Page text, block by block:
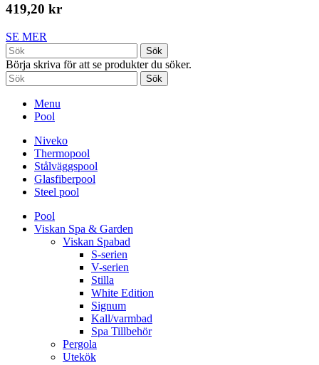
419,20 kr
SE MER
Sök
Börja skriva för att se produkter du söker.
Sök
Menu
Pool
Niveko
Thermopool
Stålväggspool
Glasfiberpool
Steel pool
Pool
Viskan Spa & Garden
Viskan Spabad
S-serien
V-serien
Stilla
White Edition
Signum
Kall/varmbad
Spa Tillbehör
Pergola
Utekök